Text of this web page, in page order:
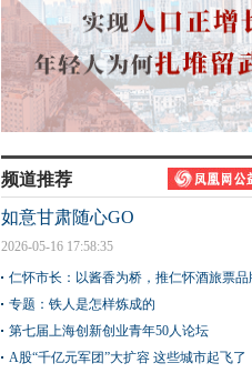
频道推荐
如意甘肃随心GO
2026-05-16 17:58:35
仁怀市长：以酱香为桥，推仁怀酒旅票
专题：铁人是怎样炼成的
第七届上海创新创业青年50人论坛
A股“千亿元军团”大扩容 这些城市起飞了